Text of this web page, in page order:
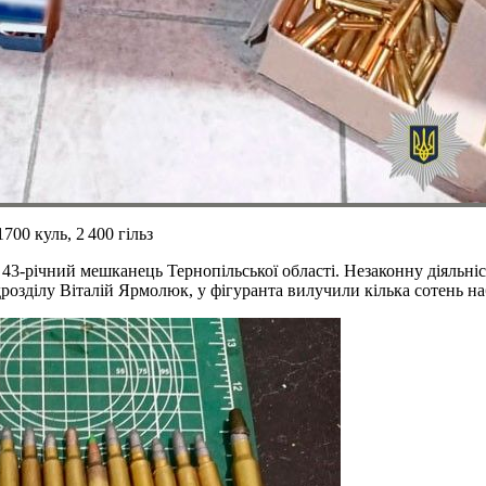
куль, 2 400 гільз
річний мешканець Тернопільської області. Незаконну
Віталій Ярмолюк, у фігуранта вилучили кілька сотень